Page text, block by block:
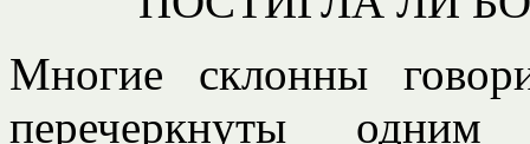
Многие склонны
перечеркнуты